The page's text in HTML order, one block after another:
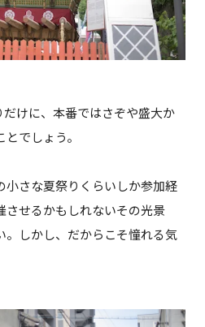
けに、本番ではさぞや盛大か
でしょう。
小さな夏祭りくらいしか参加経
させるかもしれないその光景
。しかし、だからこそ憧れる気